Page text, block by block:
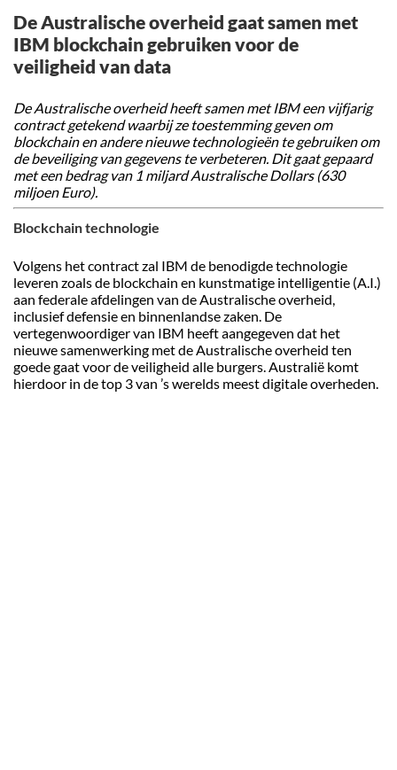
De Australische overheid gaat samen met
IBM blockchain gebruiken voor de
veiligheid van data
De Australische overheid heeft samen met IBM een vijfjarig
contract getekend waarbij ze toestemming geven om
blockchain en andere nieuwe technologieën te gebruiken om
de beveiliging van gegevens te verbeteren. Dit gaat gepaard
met een bedrag van 1 miljard Australische Dollars (630
miljoen Euro).
Blockchain technologie
Volgens het contract zal IBM de benodigde technologie
leveren zoals de blockchain en kunstmatige intelligentie (A.I.)
aan federale afdelingen van de Australische overheid,
inclusief defensie en binnenlandse zaken. De
vertegenwoordiger van IBM heeft aangegeven dat het
nieuwe samenwerking met de Australische overheid ten
goede gaat voor de veiligheid alle burgers. Australië komt
hierdoor in de top 3 van ’s werelds meest digitale overheden.